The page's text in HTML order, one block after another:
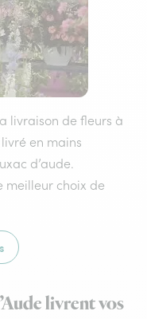
livraison de fleurs à
en mains
d’aude.
meilleur choix de
livrent vos